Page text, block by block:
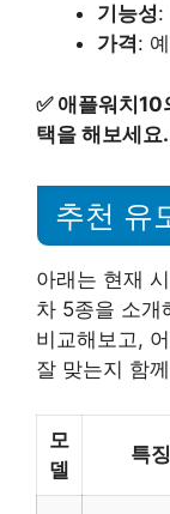
기능성:
가격:
✅ 애플워치10
택을 해보세요.
추천 유
아래는 현재
차 5종을 소개
비교해보고,
잘 맞는지 함
모
델
특징